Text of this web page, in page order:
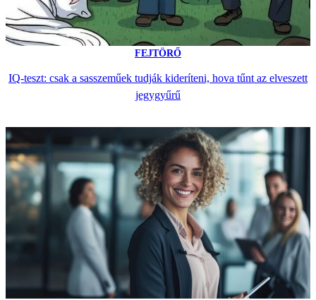
FEJTÖRŐ
IQ-teszt: csak a sasszeműek tudják kideríteni, hova tűnt az elveszett
jegygyűrű